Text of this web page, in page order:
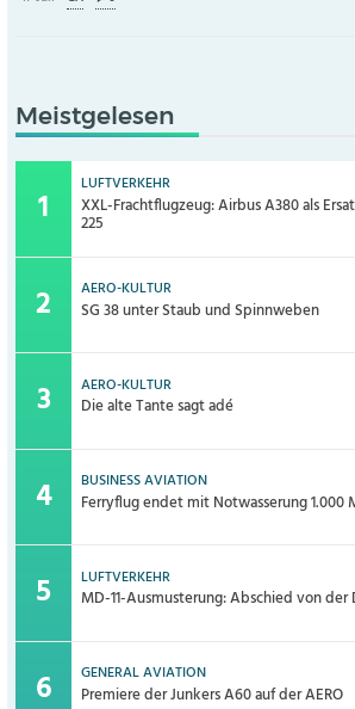
Meistgelesen
LUFTVERKEHR
XXL-Frachtflugzeug: Airbus A380 als
225
AERO-KULTUR
SG 38 unter Staub und Spinnweben
AERO-KULTUR
Die alte Tante sagt adé
BUSINESS AVIATION
Ferryflug endet mit Notwasserung 1.000
LUFTVERKEHR
MD-11-Ausmusterung: Abschied von der
GENERAL AVIATION
Premiere der Junkers A60 auf der AERO